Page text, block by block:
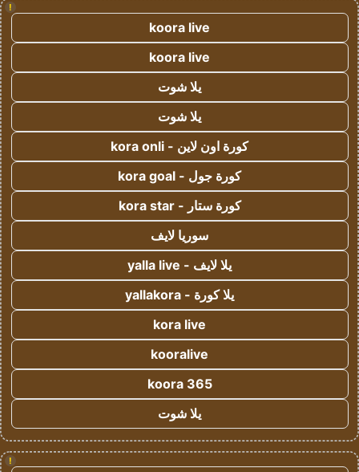
!
koora live
koora live
يلا شوت
يلا شوت
كورة اون لاين - kora onli
كورة جول - kora goal
كورة ستار - kora star
سوريا لايف
يلا لايف - yalla live
يلا كورة - yallakora
kora live
kooralive
koora 365
يلا شوت
!